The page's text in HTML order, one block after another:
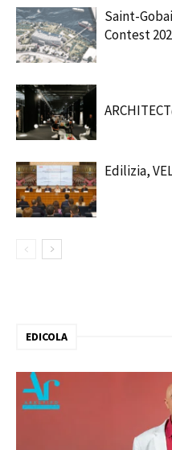
Saint-
Contest
Edilizia,
EDICOLA